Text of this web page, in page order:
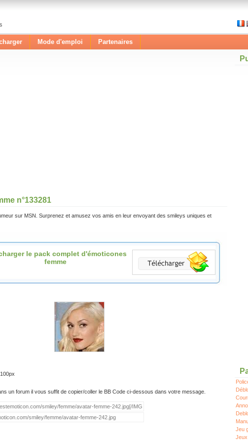
Mode d'emploi Partenaires
n°133281
sur MSN. Surprenez et amusez vos amis en leur envoyant des smileys uniques et
le pack complet d'émoticones
femme
un forum il vous suffit de copier/coller le BB Code ci-dessous dans votre message.
Jeu